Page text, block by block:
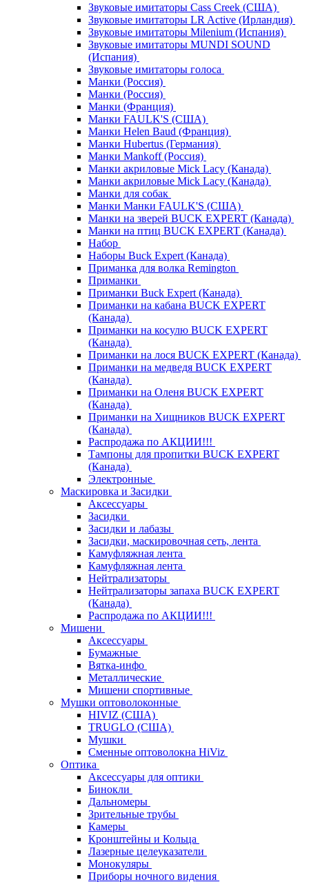
Звуковые имитаторы Cass Creek (США)
Звуковые имитаторы LR Active (Ирландия)
Звуковые имитаторы Milenium (Испания)
Звуковые имитаторы MUNDI SOUND
(Испания)
Звуковые имитаторы голоса
Манки (Россия)
Манки (Россия)
Манки (Франция)
Манки FAULK'S (США)
Манки Helen Baud (Франция)
Манки Hubertus (Германия)
Манки Mankoff (Россия)
Манки акриловые Mick Lacy (Канада)
Манки акриловые Mick Lacy (Канада)
Манки для собак
Манки Манки FAULK'S (США)
Манки на зверей BUCK EXPERT (Канада)
Манки на птиц BUCK EXPERT (Канада)
Набор
Наборы Buck Expert (Канада)
Приманка для волка Remington
Приманки
Приманки Buck Expert (Канада)
Приманки на кабана BUCK EXPERT
(Канада)
Приманки на косулю BUCK EXPERT
(Канада)
Приманки на лося BUCK EXPERT (Канада)
Приманки на медведя BUCK EXPERT
(Канада)
Приманки на Оленя BUCK EXPERT
(Канада)
Приманки на Хищников BUCK EXPERT
(Канада)
Распродажа по АКЦИИ!!!
Тампоны для пропитки BUCK EXPERT
(Канада)
Электронные
Маскировка и Засидки
Аксессуары
Засидки
Засидки и лабазы
Засидки, маскировочная сеть, лента
Камуфляжная лента
Камуфляжная лента
Нейтрализаторы
Нейтрализаторы запаха BUCK EXPERT
(Канада)
Распродажа по АКЦИИ!!!
Мишени
Аксессуары
Бумажные
Вятка-инфо
Металлические
Мишени спортивные
Мушки оптоволоконные
HIVIZ (США)
TRUGLO (США)
Мушки
Сменные оптоволокна HiViz
Оптика
Аксессуары для оптики
Бинокли
Дальномеры
Зрительные трубы
Камеры
Кронштейны и Кольца
Лазерные целеуказатели
Монокуляры
Приборы ночного видения